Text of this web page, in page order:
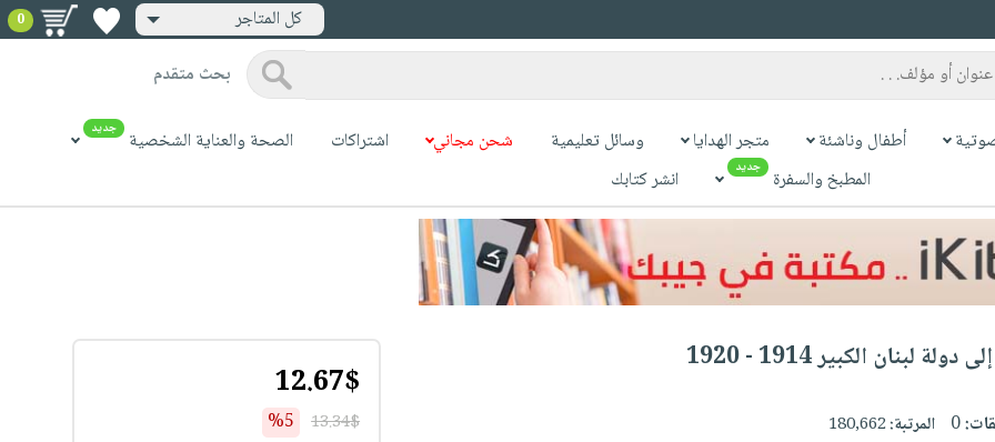
كل المتاجر 0
بحث متقدم
أطفال وناشئة متجر الهدايا وسائل تعليمية شحن مجاني اشتراكات الصحة والعناية الشخصية جديد
المطبخ والسفرة جديد انشر كتابك
لبنان الكبير 1914 - 1920
0 المرتبة:180,662
12.67$
13.34$
%5